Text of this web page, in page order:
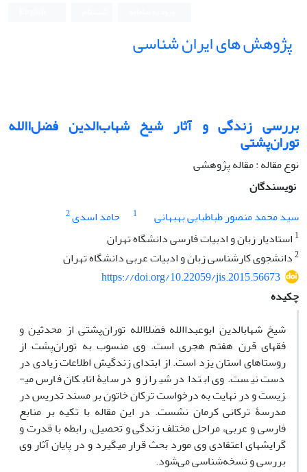
پژوهش های ایران شناسی
بررسی زندگی و آثار شیخ شهاب‌الدین فضل‌االله
توران‌پشتی
نوع مقاله : مقاله پژوهشی
نویسندگان
سید محمد منصور طباطبایی بهبهانی
1 حامد اسدی2
1 استادیار زبان و ادبیات فارسی دانشگاه تهران
2دانشجوی کارشناسی زبان و ادبیات عربی دانشگاه تهران
https://doi.org/10.22059/jis.2015.56673
چکیده
شیخ شهاب­الدین ابوعبداالله فضل­االله توران‌پشتی از محدثین و
فقهای قرن هفتم هجری است. وی منسوب به توران‌پشت از
روستاهای استان یزد است. از ابتدای زندگیش اطلاعات زیادی در
دست نیست. وی ابتدا در شیراز و در سایۀ اتابکان فارس می­
زیست و در نهایت به درخواست ترکان خاتون بر مسند تدریس در
مدرسۀ ترکانی کرمان نشست. در این مقاله با تکیه بر منابع
فارسی و عربی، مراحل مختلف زندگی و تحصیل، رابطه با قدرت و
گرایش­های اعتقادی وی مورد بحث قرار می­گیرد و در پایان آثار وی
بررسی و نسخه‌شناسی می‌شود.